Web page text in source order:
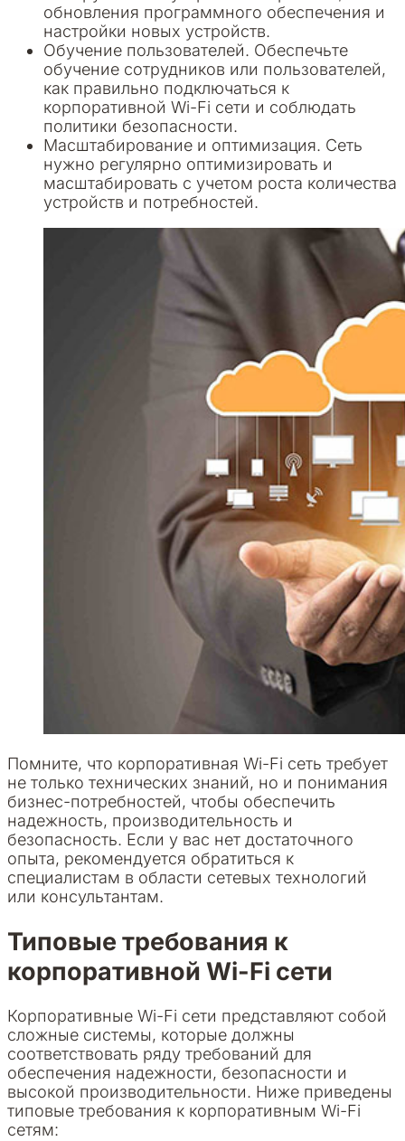
обновления программного обеспечения и
настройки новых устройств.
Обучение пользователей. Обеспечьте
обучение сотрудников или пользователей,
как правильно подключаться к
корпоративной Wi-Fi сети и соблюдать
политики безопасности.
Масштабирование и оптимизация. Сеть
нужно регулярно оптимизировать и
масштабировать с учетом роста количества
устройств и потребностей.
Помните, что корпоративная Wi-Fi сеть требует
не только технических знаний, но и понимания
бизнес-потребностей, чтобы обеспечить
надежность, производительность и
безопасность. Если у вас нет достаточного
опыта, рекомендуется обратиться к
специалистам в области сетевых технологий
или консультантам.
Типовые требования к
корпоративной Wi-Fi сети
Корпоративные Wi-Fi сети представляют собой
сложные системы, которые должны
соответствовать ряду требований для
обеспечения надежности, безопасности и
высокой производительности. Ниже приведены
типовые требования к корпоративным Wi-Fi
сетям: